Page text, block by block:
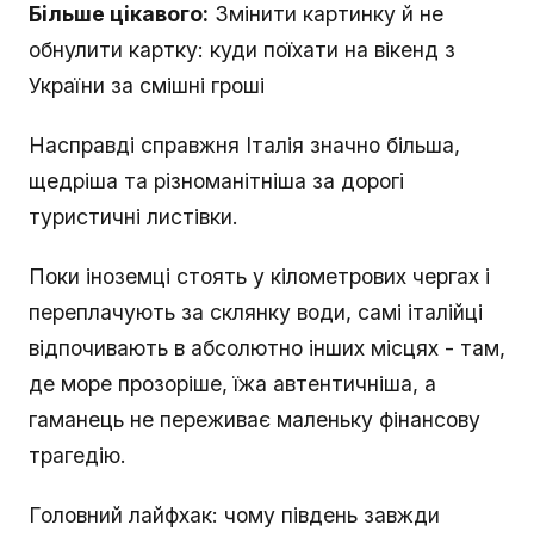
Більше цікавого: Змінити картинку й не
обнулити картку: куди поїхати на вікенд з
України за смішні гроші
Насправді справжня Італія значно більша,
щедріша та різноманітніша за дорогі
туристичні листівки.
Поки іноземці стоять у кілометрових чергах і
переплачують за склянку води, самі італійці
відпочивають в абсолютно інших місцях - там,
де море прозоріше, їжа автентичніша, а
гаманець не переживає маленьку фінансову
трагедію.
Головний лайфхак: чому південь завжди